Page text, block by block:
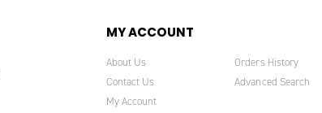
MY ACCOUNT
About Us
Contact Us
My Account
Orders History
Advanced Search